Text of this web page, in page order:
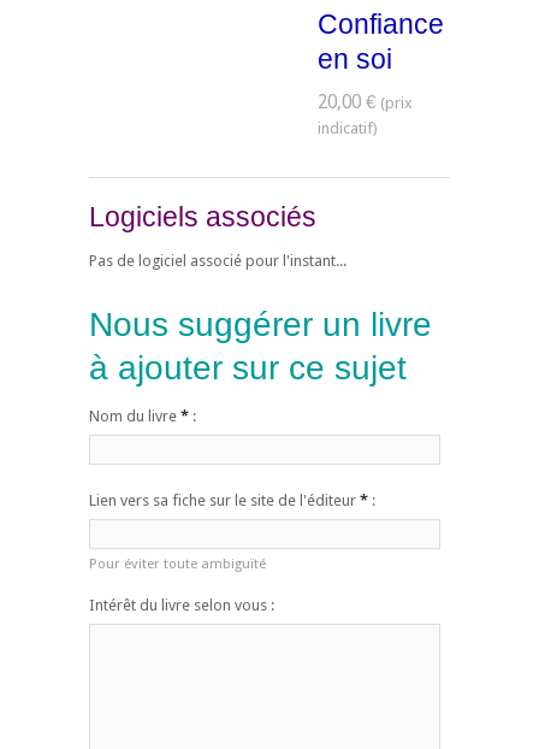
Confiance
en soi
20,00 €
Logiciels associés
Pas de logiciel associé pour l'instant...
Nous suggérer un livre
à ajouter sur ce sujet
Nom du livre * :
Lien vers sa fiche sur le site de l'éditeur * :
Pour éviter toute ambiguïté
Intérêt du livre selon vous :